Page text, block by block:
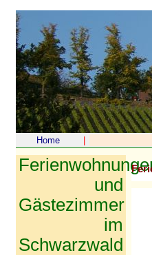
Home
und
Gästezimmer
im
Schwarzwald